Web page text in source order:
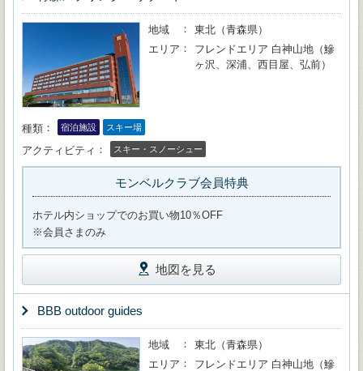
地域
東北（青森県）
エリア
フレンドエリア 白神山地（鰺
ヶ沢、深浦、西目屋、弘前）
種類 宿泊施設 スキー場
アクティビティ スキー・スノーシュー
モンベルクラブ会員特典
ホテル内ショップでのお買い物10％OFF
※会員さまのみ
地図を見る
BBB outdoor guides
地域
東北（青森県）
エリア
フレンドエリア 白神山地（鰺